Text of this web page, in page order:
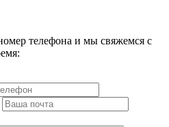
телефона и мы свяжемся с